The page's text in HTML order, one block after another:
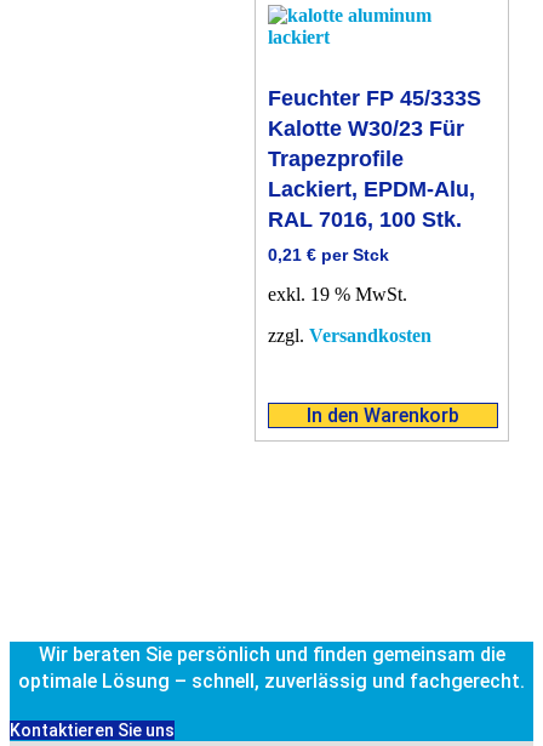
Feuchter FP 45/333S
Kalotte W30/23 Für
Trapezprofile
Lackiert, EPDM-Alu,
RAL 7016, 100 Stk.
0,21 € per Stck
exkl. 19 % MwSt.
zzgl. Versandkosten
In den Warenkorb
Wir beraten Sie persönlich und finden gemeinsam die
optimale Lösung – schnell, zuverlässig und fachgerecht.
Kontaktieren Sie uns